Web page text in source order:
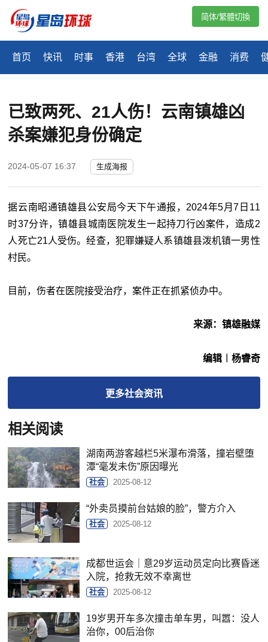
首页 快讯 时事 香港 台湾 全球 金融 消费
简体/繁體切換
已致两死、21人伤！云南镇雄凶
杀案嫌犯身份确定
2024-05-07 16:37 生成海报
据云南昭通镇雄县公安局今天下午通报，2024年5月7日11
时37分许，镇雄县城南医院发生一起持刀行凶案件，造成2
人死亡21人受伤。经查，犯罪嫌疑人系镇雄县泼机镇一男性
村民。
目前，伤者在医院接受治疗，案件正在抓紧侦办中。
来源：镇雄融媒
编辑︱杨睿奇
更多社会资讯
相关阅读
湖南两游客越栏5米瀑布滑落，撞岩壁堕
潭“毫发未伤”原因曝光
社会 2025-08-12
“外卖员摸前台姑娘的脸”，警方介入
社会 2025-08-12
成都世运会｜意29岁运动员定向比赛昏迷
入院，抢救无效不幸离世
社会 2025-08-12
19岁男开车多次撞击单车男，叫嚣：没人
治你，00后治你